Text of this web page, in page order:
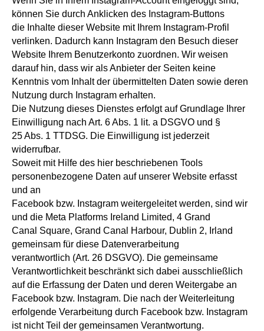
können Sie durch Anklicken des Instagram-Buttons
die Inhalte dieser Website mit Ihrem Instagram-Profil
verlinken. Dadurch kann Instagram den Besuch dieser
Website Ihrem Benutzerkonto zuordnen. Wir weisen
darauf hin, dass wir als Anbieter der Seiten keine
Kenntnis vom Inhalt der übermittelten Daten sowie deren
Nutzung durch Instagram erhalten.
Die Nutzung dieses Dienstes erfolgt auf Grundlage Ihrer
Einwilligung nach Art. 6 Abs. 1 lit. a DSGVO und §
25 Abs. 1 TTDSG. Die Einwilligung ist jederzeit
widerrufbar.
Soweit mit Hilfe des hier beschriebenen Tools
personenbezogene Daten auf unserer Website erfasst
und an
Facebook bzw. Instagram weitergeleitet werden, sind wir
und die Meta Platforms Ireland Limited, 4 Grand
Canal Square, Grand Canal Harbour, Dublin 2, Irland
gemeinsam für diese Datenverarbeitung
verantwortlich (Art. 26 DSGVO). Die gemeinsame
Verantwortlichkeit beschränkt sich dabei ausschließlich
auf die Erfassung der Daten und deren Weitergabe an
Facebook bzw. Instagram. Die nach der Weiterleitung
erfolgende Verarbeitung durch Facebook bzw. Instagram
ist nicht Teil der gemeinsamen Verantwortung.